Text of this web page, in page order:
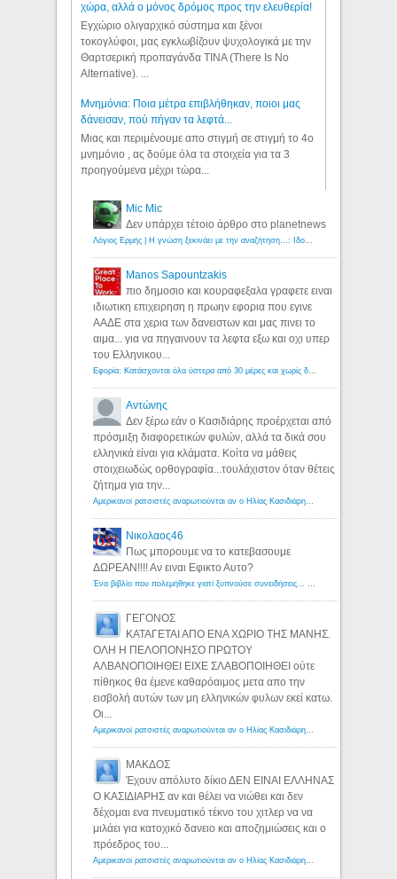
χώρα, αλλά ο μόνος δρόμος προς την ελευθερία!
Εγχώριο ολιγαρχικό σύστημα και ξένοι
τοκογλύφοι, μας εγκλωβίζουν ψυχολογικά με την
Θαρτσερική προπαγάνδα TINA (There Is No
Alternative). ...
Μνημόνια: Ποια μέτρα επιβλήθηκαν, ποιοι μας
δάνεισαν, πού πήγαν τα λεφτά...
Μιας και περιμένουμε απο στιγμή σε στιγμή το 4ο
μνημόνιο , ας δούμε όλα τα στοιχεία για τα 3
προηγούμενα μέχρι τώρα...
Mic Mic
Δεν υπάρχει τέτοιο άρθρο στο planetnews
Λόγιος Ερμής | Η γνώση ξεκινάει με την αναζήτηση...: Ιδού οι 18 που χρωστούν 11 δις ευρώ!
Manos Sapountzakis
πιο δημοσιο και κουραφεξαλα γραφετε ειναι
ιδιωτικη επιχειρηση η πρωην εφορια που εγινε
ΑΑΔΕ στα χερια των δανειστων και μας πινει το
αιμα... για να πηγαινουν τα λεφτα εξω και οχι υπερ
του Ελληνικου...
Εφορία: Κατάσχονται όλα ύστερα από 30 μέρες και χωρίς δικαστικές αποφάσεις - Λόγιος Ερμής
Αντώνης
Δεν ξέρω εάν ο Κασιδιάρης προέρχεται από
πρόσμιξη διαφορετικών φυλών, αλλά τα δικά σου
ελληνικά είναι για κλάματα. Κοίτα να μάθεις
στοιχειωδώς ορθογραφία...τουλάχιστον όταν θέτεις
ζήτημα για την...
Αμερικανοί ρατσιστές αναρωτιούνται αν ο Ηλίας Κασιδιάρης ανήκει στη λευκή φυλή... - Λόγιος Ερμής
Νικολαος46
Πως μπορουμε να το κατεβασουμε
ΔΩΡΕΑΝ!!!! Αν ειναι Εφικτο Αυτο?
Ένα βιβλίο που πολεμήθηκε γιατί ξυπνούσε συνειδήσεις... - Λόγιος Ερμής | Η γνώση ξεκινάει με την αναζήτηση...
ΓΕΓΟΝΟΣ
ΚΑΤΑΓΕΤΑΙ ΑΠΟ ΕΝΑ ΧΩΡΙΟ ΤΗΣ ΜΑΝΗΣ.
ΟΛΗ Η ΠΕΛΟΠΟΝΗΣΟ ΠΡΩΤΟΥ
ΑΛΒΑΝΟΠΟΙΗΘΕΙ ΕΙΧΕ ΣΛΑΒΟΠΟΙΗΘΕΙ ούτε
πίθηκος θα έμενε καθαρόαιμος μετα απο την
εισβολή αυτών των μη ελληνικών φυλων εκεί κατω.
Οι...
Αμερικανοί ρατσιστές αναρωτιούνται αν ο Ηλίας Κασιδιάρης ανήκει στη λευκή φυλή... - Λόγιος Ερμής
ΜΑΚΔΟΣ
Έχουν απόλυτο δίκιο ΔΕΝ ΕΙΝΑΙ ΕΛΛΗΝΑΣ
Ο ΚΑΣΙΔΙΑΡΗΣ αν και θέλει να νιώθει και δεν
δέχομαι ενα πνευματικό τέκνο του χιτλερ να να
μιλάει για κατοχικό δανειο και αποζημιώσεις και ο
πρόεδρος του...
Αμερικανοί ρατσιστές αναρωτιούνται αν ο Ηλίας Κασιδιάρης ανήκει στη λευκή φυλή... - Λόγιος Ερμής